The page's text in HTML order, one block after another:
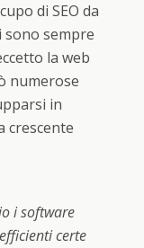
di SEO da
sempre
la web
numerose
in
crescente
i software
certe